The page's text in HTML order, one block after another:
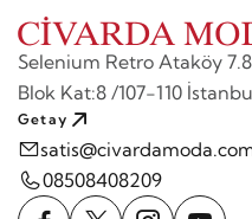
Selenium Retro Ataköy
Blok Kat:8 /107-110
Getay
08508408209